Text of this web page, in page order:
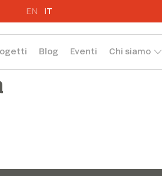
EN IT
Blog Eventi Chi siamo